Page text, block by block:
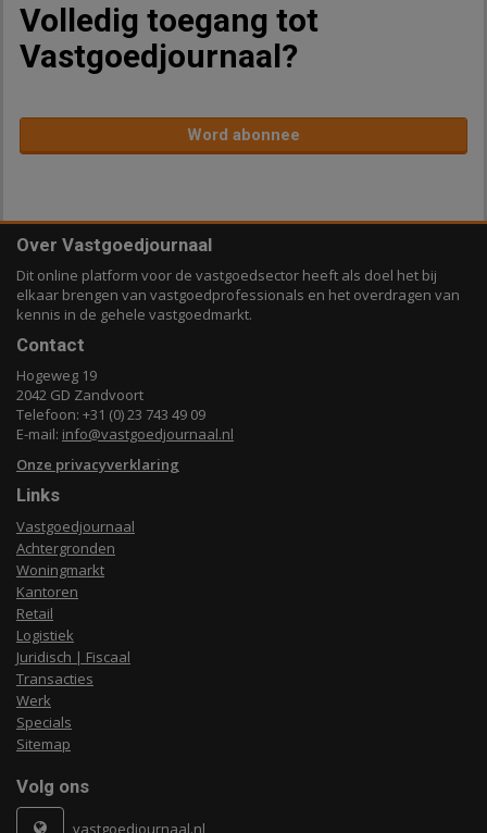
Volledig toegang tot
Vastgoedjournaal?
Word abonnee
Over Vastgoedjournaal
Dit online platform voor de vastgoedsector heeft als doel het bij
elkaar brengen van vastgoedprofessionals en het overdragen van
kennis in de gehele vastgoedmarkt.
Contact
Hogeweg 19
2042 GD Zandvoort
Telefoon: +31 (0) 23 743 49 09
E-mail: info@vastgoedjournaal.nl
Onze privacyverklaring
Links
Vastgoedjournaal
Achtergronden
Woningmarkt
Kantoren
Retail
Logistiek
Juridisch | Fiscaal
Transacties
Werk
Specials
Sitemap
Volg ons